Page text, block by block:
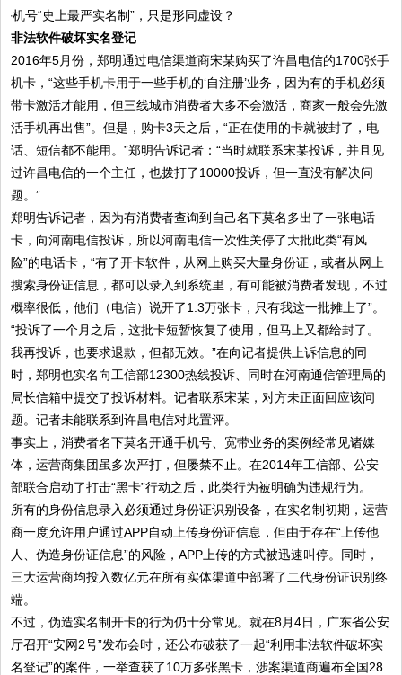
非法软件破坏实名登记
2016年5月份，郑明通过电信渠道商宋某购买了许昌电信的1700张手
机卡，“这些手机卡用于一些手机的‘自注册’业务，因为有的手机必须
带卡激活才能用，但三线城市消费者大多不会激活，商家一般会先激
活手机再出售”。但是，购卡3天之后，“正在使用的卡就被封了，电
话、短信都不能用。”郑明告诉记者：“当时就联系宋某投诉，并且见
过许昌电信的一个主任，也拨打了10000投诉，但一直没有解决问
题。”
郑明告诉记者，因为有消费者查询到自己名下莫名多出了一张电话
卡，向河南电信投诉，所以河南电信一次性关停了大批此类“有风
险”的电话卡，“有了开卡软件，从网上购买大量身份证，或者从网上
搜索身份证信息，都可以录入到系统里，有可能被消费者发现，不过
概率很低，他们（电信）说开了1.3万张卡，只有我这一批摊上了”。
“投诉了一个月之后，这批卡短暂恢复了使用，但马上又都给封了。
我再投诉，也要求退款，但都无效。”在向记者提供上诉信息的同
时，郑明也实名向工信部12300热线投诉、同时在河南通信管理局的
局长信箱中提交了投诉材料。记者联系宋某，对方未正面回应该问
题。记者未能联系到许昌电信对此置评。
事实上，消费者名下莫名开通手机号、宽带业务的案例经常见诸媒
体，运营商集团虽多次严打，但屡禁不止。在2014年工信部、公安
部联合启动了打击“黑卡”行动之后，此类行为被明确为违规行为。
所有的身份信息录入必须通过身份证识别设备，在实名制初期，运营
商一度允许用户通过APP自动上传身份证信息，但由于存在“上传他
人、伪造身份证信息”的风险，APP上传的方式被迅速叫停。同时，
三大运营商均投入数亿元在所有实体渠道中部署了二代身份证识别终
端。
不过，伪造实名制开卡的行为仍十分常见。就在8月4日，广东省公安
厅召开“安网2号”发布会时，还公布破获了一起“利用非法软件破坏实
名登记”的案件，一举查获了10万多张黑卡，涉案渠道商遍布全国28